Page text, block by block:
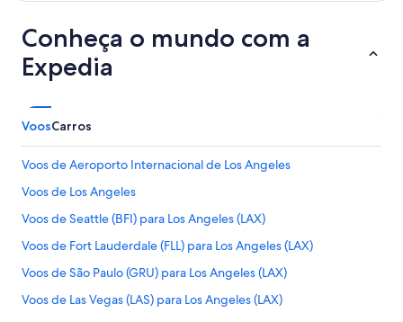
Conheça o mundo com a
Expedia
VoosCarros
Voos de Aeroporto Internacional de Los Angeles
Voos de Los Angeles
Voos de Seattle (BFI) para Los Angeles (LAX)
Voos de Fort Lauderdale (FLL) para Los Angeles (LAX)
Voos de São Paulo (GRU) para Los Angeles (LAX)
Voos de Las Vegas (LAS) para Los Angeles (LAX)